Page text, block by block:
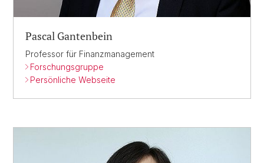
Pascal Gantenbein
Professor für Finanzmanagement
Forschungsgruppe
Persönliche Webseite